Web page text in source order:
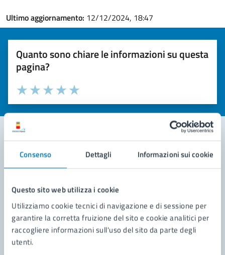
Consenso Dettagli Informazioni sui cookie
Questo sito web utilizza i cookie
Utilizziamo cookie tecnici di navigazione e di sessione per
garantire la corretta fruizione del sito e cookie analitici per
raccogliere informazioni sull'uso del sito da parte degli
utenti.
Ultimo aggiornamento: 12/12/2024, 18:47
Quanto sono chiare le informazioni su questa
pagina?
Valuta la chiarezza delle informazioni (da 1 a 5 stelle)
Seleziona il numero di stelle per valutare la chiarezza delle
Valuta 5 stelle su 5
Valuta 4 stelle su 5
Valuta 3 stelle su 5
Valuta 2 stelle su 5
Valuta 1 stelle su 5
Contatta il comune
Richiedi assistenza
Prenota appuntamento
Problemi in città